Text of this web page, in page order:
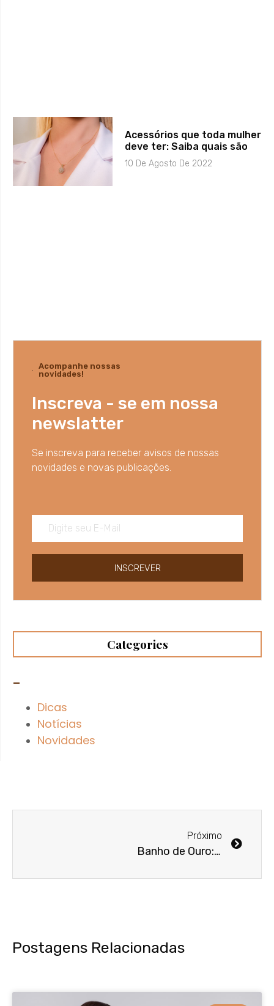
Acessórios que toda mulher
deve ter: Saiba quais são
10 De Agosto De 2022
Acompanhe nossas
novidades!
Inscreva - se em nossa
newslatter
Se inscreva para receber avisos de nossas
novidades e novas publicações.
INSCREVER
Categories
–
Dicas
Notícias
Novidades
Próximo
Banho de Ouro: Descubra como funciona
Postagens Relacionadas